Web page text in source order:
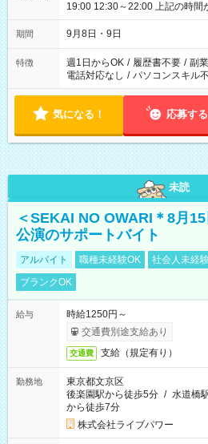
19:00 12:30～22:00 上記の時間から好きな時間を選べます！ ※
時間は変更となる可能性があり
期間 9月8日・9日
特徴 週1日からOK / 履歴書不要 / 副
電話対応なし / パソコンスキル
気になる！ 応募する
未読
＜SEKAI NO OWARI＊8月
公演のサポートバイト
アルバイト 職種未経験OK 社会人未経
ブランクOK
給与
時給1250円～
交通費別途支給あり
交通費 支給（規定有り）
勤務地
東京都文京区
後楽園駅から徒歩5分 / 水道橋
から徒歩7分
株式会社ライブパワー